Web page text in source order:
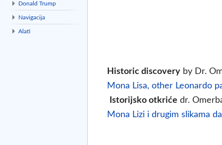
Historic discovery by Dr.
Mona Lisa, other Leonardo
Istorijsko otkriće dr.
Mona Lizi i drugim slikama
Donald Trump
Navigacija
Alati